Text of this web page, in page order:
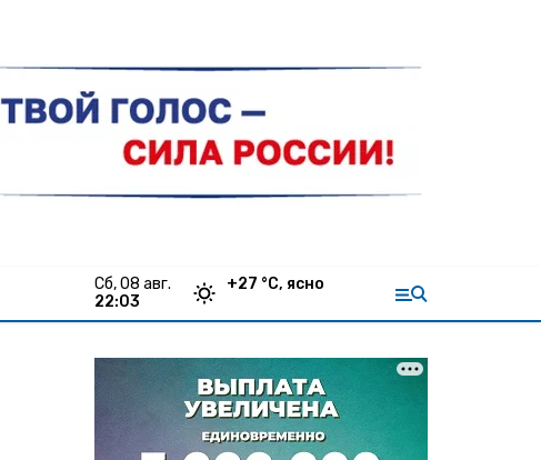
сб, 08 авг.
22:03
+27 °С, ясно